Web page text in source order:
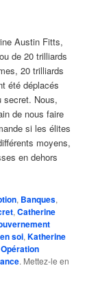
Austin Fitts,
de 20 trilliards
20 trilliards
été déplacés
secret. Nous,
de nous faire
si les élites
moyens,
en dehors
, Banques,
,Catherine
soi,Katherine
Opération
. Mettez-le en